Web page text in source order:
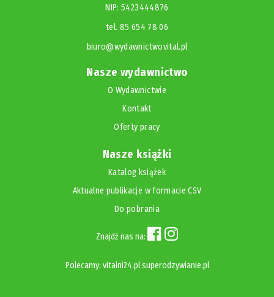
NIP: 5423444876
tel. 85 654 78 06
biuro@wydawnictwovital.pl
Nasze wydawnictwo
O Wydawnictwie
Kontakt
Oferty pracy
Nasze książki
Katalog książek
Aktualne publikacje w formacie CSV
Do pobrania
Znajdź nas na:
Polecamy: vitalni24.pl superodzywianie.pl